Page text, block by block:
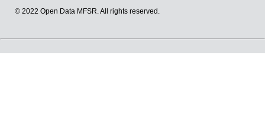
© 2022 Open Data MFSR. All rights reserved.